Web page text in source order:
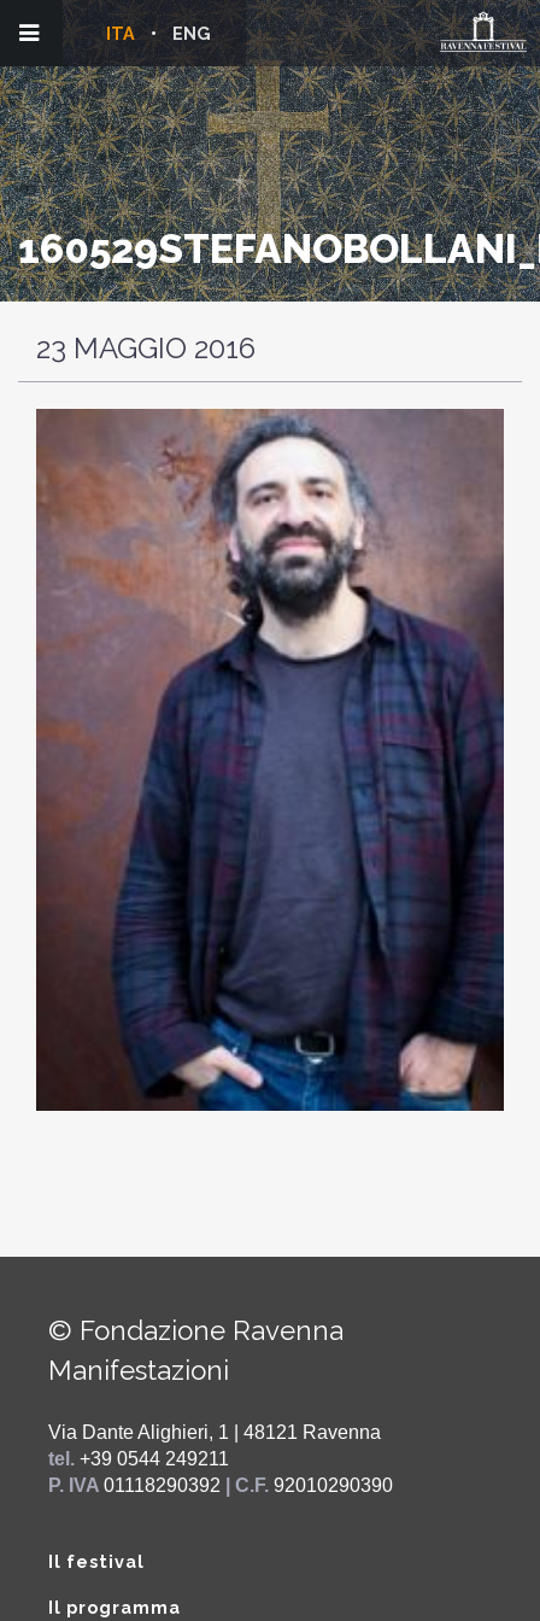
ENG
ITA
23 MAGGIO 2016
© Fondazione Ravenna
Manifestazioni
Via Dante Alighieri, 1 | 48121 Ravenna
tel. +39 0544 249211
P. IVA 01118290392 | C.F. 92010290390
Il festival
Il programma